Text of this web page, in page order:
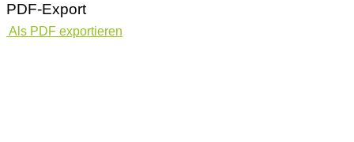
PDF-Export
Als PDF exportieren